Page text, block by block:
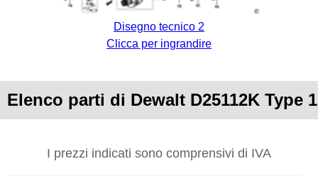
Disegno tecnico 2
Clicca per ingrandire
Elenco parti di Dewalt D25112K Type 1
I prezzi indicati sono comprensivi di IVA